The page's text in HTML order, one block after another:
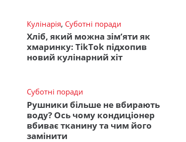
Кулінарія, Суботні поради
Хліб, який можна зім’яти як
хмаринку: TikTok підхопив
новий кулінарний хіт
Суботні поради
Рушники більше не вбирають
воду? Ось чому кондиціонер
вбиває тканину та чим його
замінити